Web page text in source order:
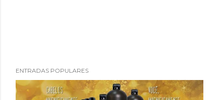
ENTRADAS POPULARES